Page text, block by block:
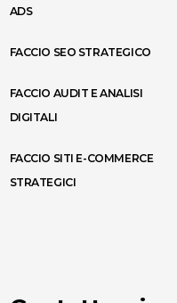
ADS
FACCIO SEO STRATEGICO
FACCIO AUDIT E ANALISI
DIGITALI
FACCIO SITI E-COMMERCE
STRATEGICI